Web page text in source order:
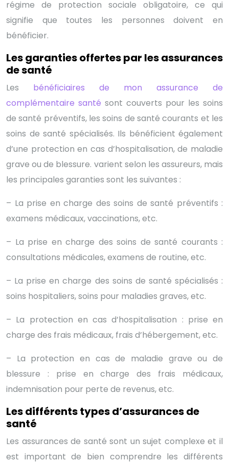
régime de protection sociale obligatoire, ce qui
signifie que toutes les personnes doivent en
bénéficier.
Les garanties offertes par les assurances
de santé
Les bénéficiaires de mon assurance de
complémentaire santé sont couverts pour les soins
de santé préventifs, les soins de santé courants et les
soins de santé spécialisés. Ils bénéficient également
d’une protection en cas d’hospitalisation, de maladie
grave ou de blessure. varient selon les assureurs, mais
les principales garanties sont les suivantes :
– La prise en charge des soins de santé préventifs :
examens médicaux, vaccinations, etc.
– La prise en charge des soins de santé courants :
consultations médicales, examens de routine, etc.
– La prise en charge des soins de santé spécialisés :
soins hospitaliers, soins pour maladies graves, etc.
– La protection en cas d’hospitalisation : prise en
charge des frais médicaux, frais d’hébergement, etc.
– La protection en cas de maladie grave ou de
blessure : prise en charge des frais médicaux,
indemnisation pour perte de revenus, etc.
Les différents types d’assurances de
santé
Les assurances de santé sont un sujet complexe et il
est important de bien comprendre les différents